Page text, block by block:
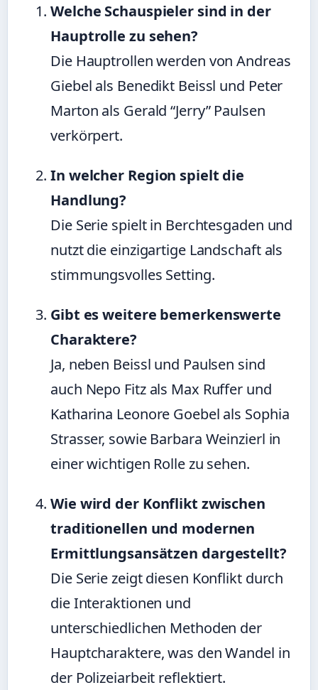
Welche Schauspieler sind in der
Hauptrolle zu sehen?
Die Hauptrollen werden von Andreas
Giebel als Benedikt Beissl und Peter
Marton als Gerald “Jerry” Paulsen
verkörpert.
In welcher Region spielt die
Handlung?
Die Serie spielt in Berchtesgaden und
nutzt die einzigartige Landschaft als
stimmungsvolles Setting.
Gibt es weitere bemerkenswerte
Charaktere?
Ja, neben Beissl und Paulsen sind
auch Nepo Fitz als Max Ruffer und
Katharina Leonore Goebel als Sophia
Strasser, sowie Barbara Weinzierl in
einer wichtigen Rolle zu sehen.
Wie wird der Konflikt zwischen
traditionellen und modernen
Ermittlungsansätzen dargestellt?
Die Serie zeigt diesen Konflikt durch
die Interaktionen und
unterschiedlichen Methoden der
Hauptcharaktere, was den Wandel in
der Polizeiarbeit reflektiert.